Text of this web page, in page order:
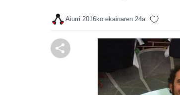
Aiurri 2016ko ekainaren 24a